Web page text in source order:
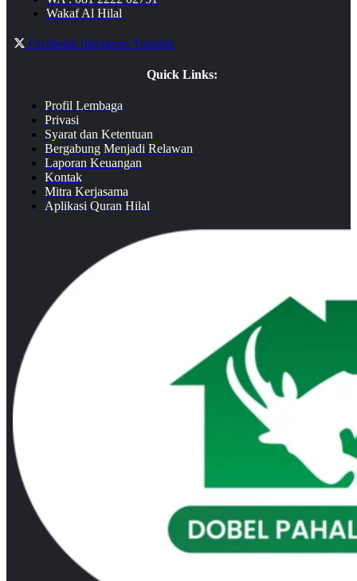
Wakaf Al Hilal
Facebook InstagramYoutube
Quick Links:
Profil Lembaga
Privasi
Syarat dan Ketentuan
Bergabung Menjadi Relawan
Laporan Keuangan
Kontak
Mitra Kerjasama
Aplikasi Quran Hilal